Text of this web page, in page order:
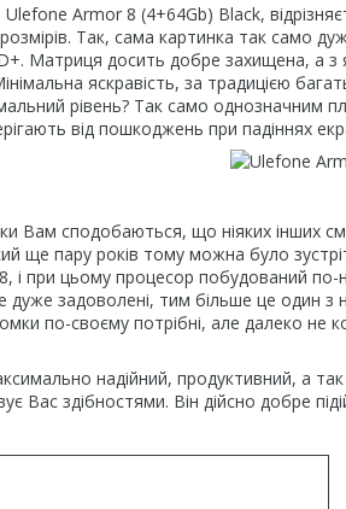
Armor 8 (4+64Gb) Black,
Так, сама картинка так само
Матриця досить добре захищена, а з
яскравість, за традицією
рівень? Так само однозначним
від пошкоджень при падіннях
Вам сподобаються, що ніяких інших
ще пару років тому можна було
і при цьому процесор побудований
задоволені, тим більше це один з
по-своєму потрібні, але далеко
надійний, продуктивний, а
Вас здібностями. Він дійсно добре